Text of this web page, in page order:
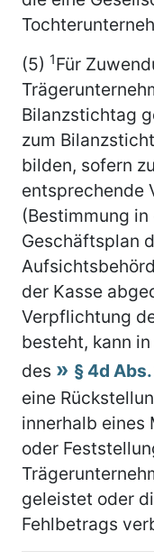
(5) 1Für
Bilanzstichtag
zum
bilden, sofern
entsprechende
(Bestimmung
Geschäftsplan
der Kasse
Verpflichtung
besteht, kann
des
§ 4d
eine
innerhalb eines
oder
geleistet oder
Fehlbetrags